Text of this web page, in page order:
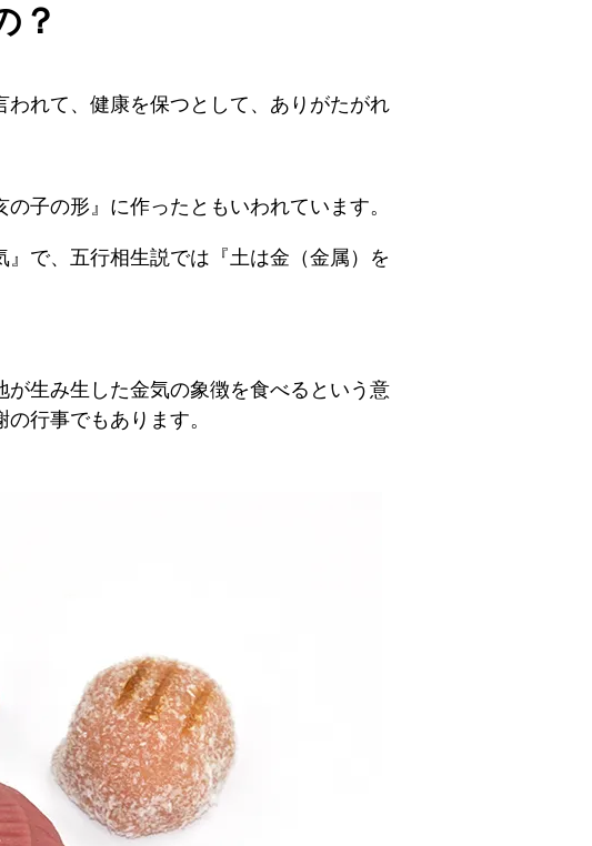
？
われて、健康を保つとして、ありがたがれ
子の形』に作ったともいわれています。
で、五行相生説では『土は金（金属）を
生み生した金気の象徴を食べるという意
行事でもあります。